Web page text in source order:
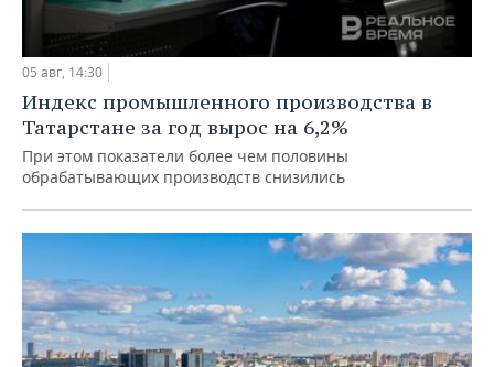
05 авг, 14:30
Индекс промышленного производства в
Татарстане за год вырос на 6,2%
При этом показатели более чем половины
обрабатывающих производств снизились